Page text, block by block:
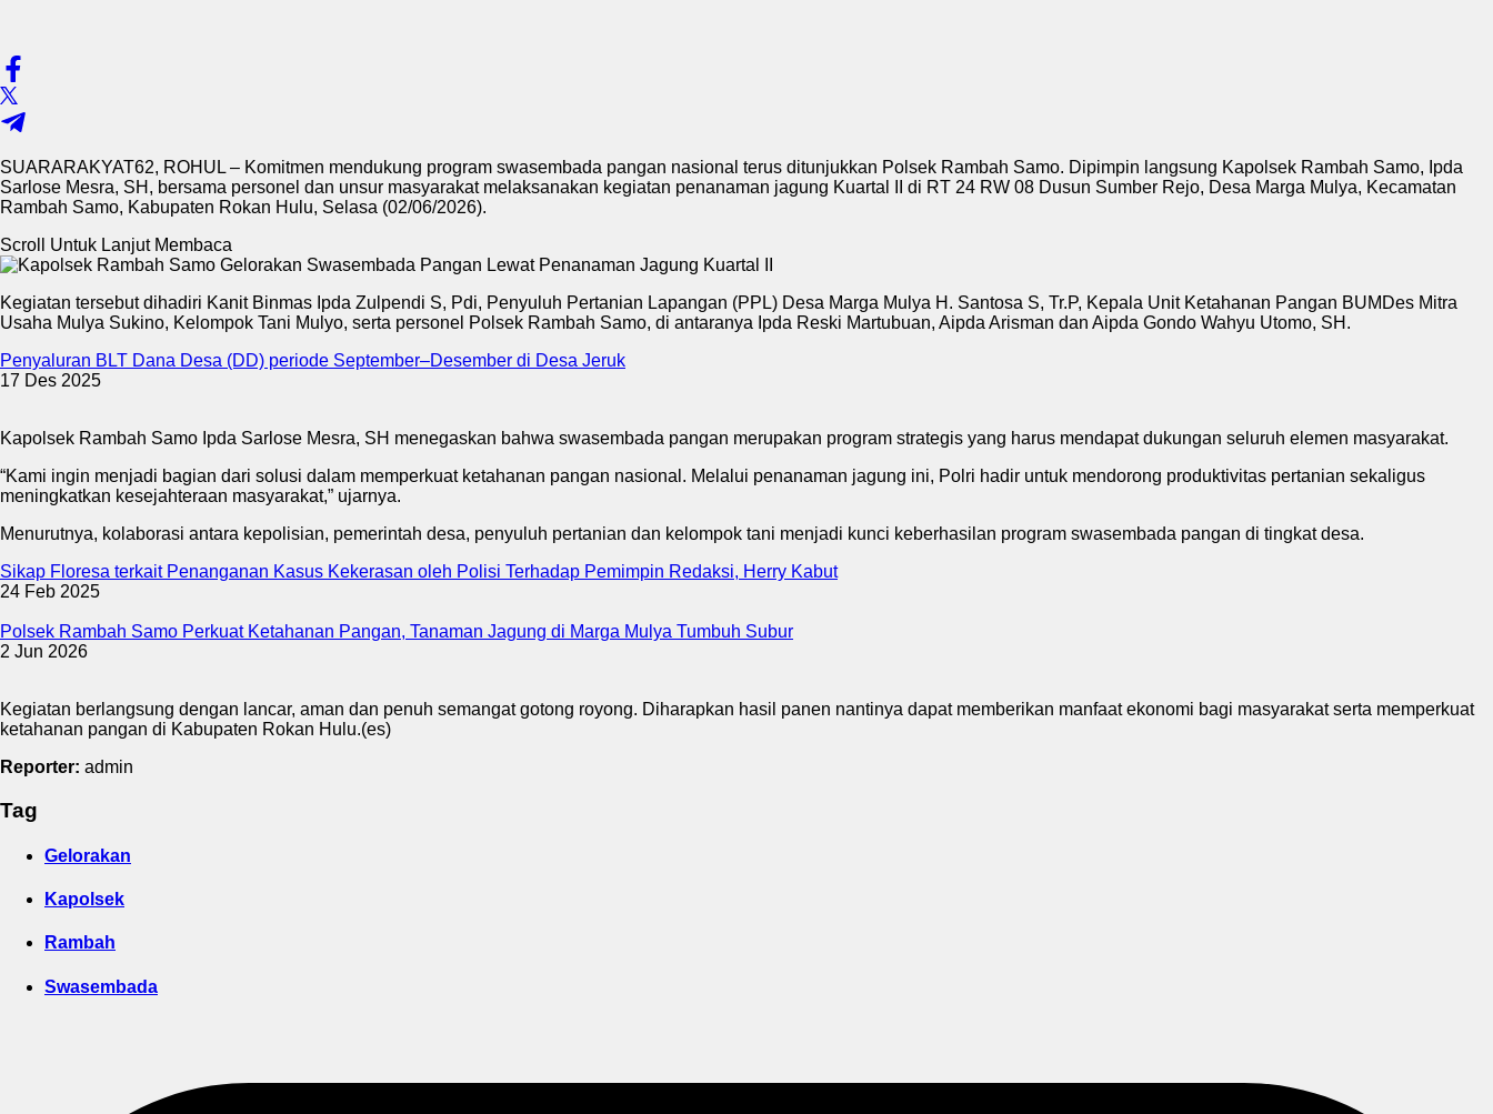
SUARARAKYAT62, ROHUL – Komitmen mendukung program swasembada pangan nasional terus ditunjukkan Polsek Rambah Samo. Dipimpin langsung Kapolsek Rambah Samo, Ipda
Sarlose Mesra, SH, bersama personel dan unsur masyarakat melaksanakan kegiatan penanaman jagung Kuartal II di RT 24 RW 08 Dusun Sumber Rejo, Desa Marga Mulya, Kecamatan
Rambah Samo, Kabupaten Rokan Hulu, Selasa (02/06/2026).
Scroll Untuk Lanjut Membaca
Kegiatan tersebut dihadiri Kanit Binmas Ipda Zulpendi S, Pdi, Penyuluh Pertanian Lapangan (PPL) Desa Marga Mulya H. Santosa S, Tr.P, Kepala Unit Ketahanan Pangan BUMDes Mitra
Usaha Mulya Sukino, Kelompok Tani Mulyo, serta personel Polsek Rambah Samo, di antaranya Ipda Reski Martubuan, Aipda Arisman dan Aipda Gondo Wahyu Utomo, SH.
Penyaluran BLT Dana Desa (DD) periode September–Desember di Desa Jeruk
17 Des 2025
Kapolsek Rambah Samo Ipda Sarlose Mesra, SH menegaskan bahwa swasembada pangan merupakan program strategis yang harus mendapat dukungan seluruh elemen masyarakat.
“Kami ingin menjadi bagian dari solusi dalam memperkuat ketahanan pangan nasional. Melalui penanaman jagung ini, Polri hadir untuk mendorong produktivitas pertanian sekaligus
meningkatkan kesejahteraan masyarakat,” ujarnya.
Menurutnya, kolaborasi antara kepolisian, pemerintah desa, penyuluh pertanian dan kelompok tani menjadi kunci keberhasilan program swasembada pangan di tingkat desa.
Sikap Floresa terkait Penanganan Kasus Kekerasan oleh Polisi Terhadap Pemimpin Redaksi, Herry Kabut
24 Feb 2025
Polsek Rambah Samo Perkuat Ketahanan Pangan, Tanaman Jagung di Marga Mulya Tumbuh Subur
2 Jun 2026
Kegiatan berlangsung dengan lancar, aman dan penuh semangat gotong royong. Diharapkan hasil panen nantinya dapat memberikan manfaat ekonomi bagi masyarakat serta memperkuat
ketahanan pangan di Kabupaten Rokan Hulu.(es)
Reporter: admin
Tag
Gelorakan
Kapolsek
Rambah
Swasembada